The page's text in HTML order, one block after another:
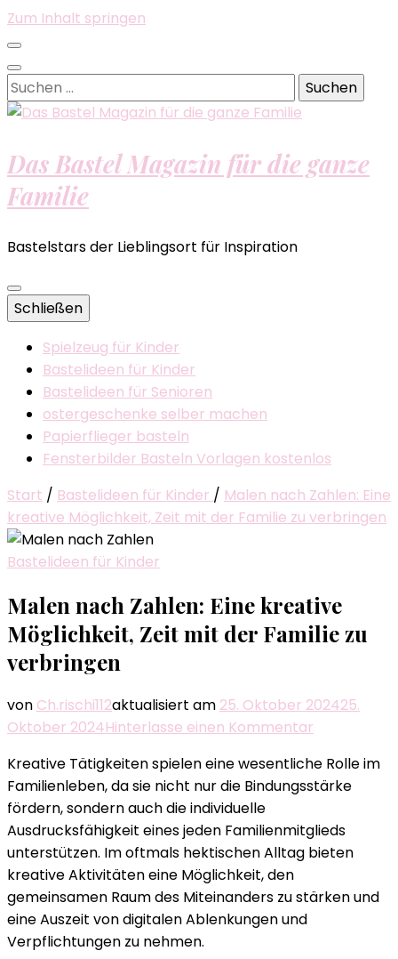
Zum Inhalt springen
Suchen
nach:
Das Bastel Magazin für die ganze
Familie
Bastelstars der Lieblingsort für Inspiration
Schließen
Spielzeug für Kinder
Bastelideen für Kinder
Bastelideen für Senioren
ostergeschenke selber machen
Papierflieger basteln
Fensterbilder Basteln Vorlagen kostenlos
Start / Bastelideen für Kinder / Malen nach Zahlen: Eine
kreative Möglichkeit, Zeit mit der Familie zu verbringen
Bastelideen für Kinder
Malen nach Zahlen: Eine kreative
Möglichkeit, Zeit mit der Familie zu
verbringen
von Ch.rischi112aktualisiert am 25. Oktober 202425.
Oktober 2024Hinterlasse einen Kommentar
nach
Zahlen:
kreative
Möglichkeit,
mit
Kreative Tätigkeiten spielen eine wesentliche Rolle im
Familienleben, da sie nicht nur die Bindungsstärke
fördern, sondern auch die individuelle
Ausdrucksfähigkeit eines jeden Familienmitglieds
unterstützen. Im oftmals hektischen Alltag bieten
kreative Aktivitäten eine Möglichkeit, den
gemeinsamen Raum des Miteinanders zu stärken und
eine Auszeit von digitalen Ablenkungen und
Verpflichtungen zu nehmen.